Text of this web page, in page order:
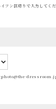
フン区切りで入力してくだ
photo@the-